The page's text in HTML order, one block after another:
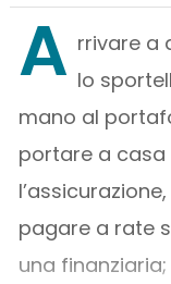
A rrivare a
lo
mano al
portare a
pagare a rate
una